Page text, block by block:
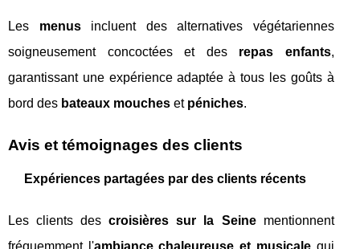
Les menusincluent des alternatives végétariennes
soigneusement concoctées et des repas enfants,
garantissant une expérience adaptée à tous les goûts à
bord des bateaux mouches et péniches.
Avis et témoignages des clients
Expériences partagées par des clients récents
Les clients descroisières sur la Seinementionnent